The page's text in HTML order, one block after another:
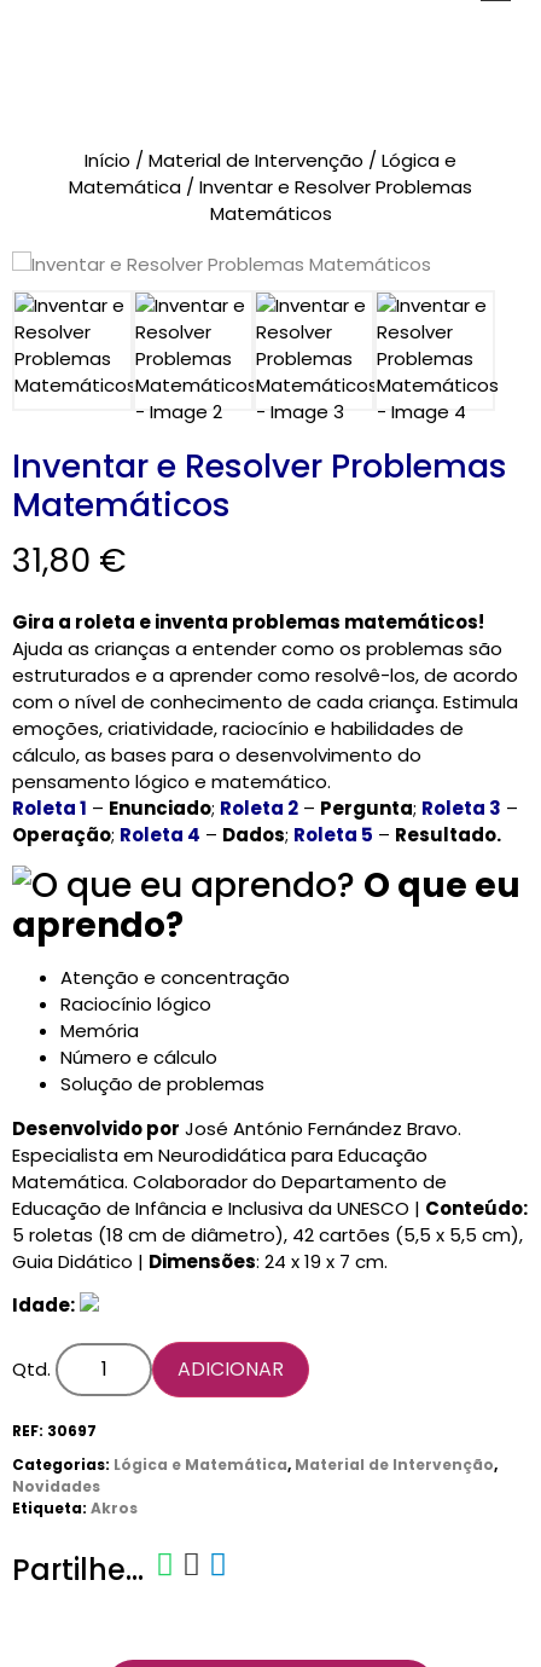
Brinquedos
Material de Intervenção
Livraria
Formação
Catálogos
Início / Material de Intervenção / Lógica e
Matemática / Inventar e Resolver Problemas
Matemáticos
Inventar e Resolver Problemas
Matemáticos
31,80 €
Gira a roleta e inventa problemas matemáticos!
Ajuda as crianças a entender como os problemas são
estruturados e a aprender como resolvê-los, de acordo
com o nível de conhecimento de cada criança. Estimula
emoções, criatividade, raciocínio e habilidades de
cálculo, as bases para o desenvolvimento do
pensamento lógico e matemático.
Roleta 1 – Enunciado; Roleta 2 – Pergunta; Roleta 3 –
Operação; Roleta 4 – Dados; Roleta 5 – Resultado.
O que eu
aprendo?
Atenção e concentração
Raciocínio lógico
Memória
Número e cálculo
Solução de problemas
Desenvolvido por José António Fernández Bravo.
Especialista em Neurodidática para Educação
Matemática. Colaborador do Departamento de
Educação de Infância e Inclusiva da UNESCO | Conteúdo:
5 roletas (18 cm de diâmetro), 42 cartões (5,5 x 5,5 cm),
Guia Didático | Dimensões: 24 x 19 x 7 cm.
Idade:
Qtd. ADICIONAR
REF: 30697
Categorias: Lógica e Matemática, Material de Intervenção,
Novidades
Etiqueta: Akros
Partilhe...